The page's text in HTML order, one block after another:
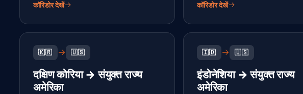
कॉरिडोर देखें कॉरिडोर देखें
🇰🇷 🇺🇸
दक्षिण कोरिया → संयुक्त राज्य
अमेरिका
🇮🇩 🇺🇸
इंडोनेशिया → संयुक्त राज्य
अमेरिका